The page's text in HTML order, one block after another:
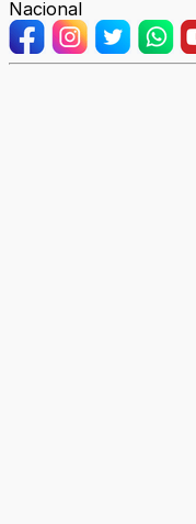
Nacional